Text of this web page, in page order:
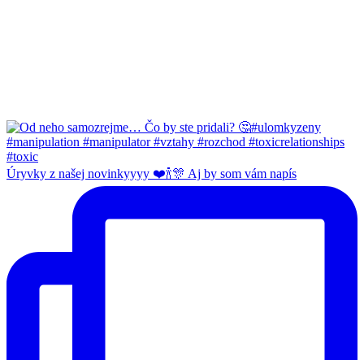
Úryvky z našej novinkyyyy ❤️🍾🎊 Aj by som vám napís